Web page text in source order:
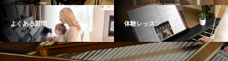
よくある質問 体験レッスン